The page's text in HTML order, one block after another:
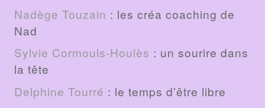
Nadège Touzain : les créa coaching de
Nad
Sylvie Cormouls-Houlès : un sourire dans
la tête
Delphine Tourré : le temps d’être libre